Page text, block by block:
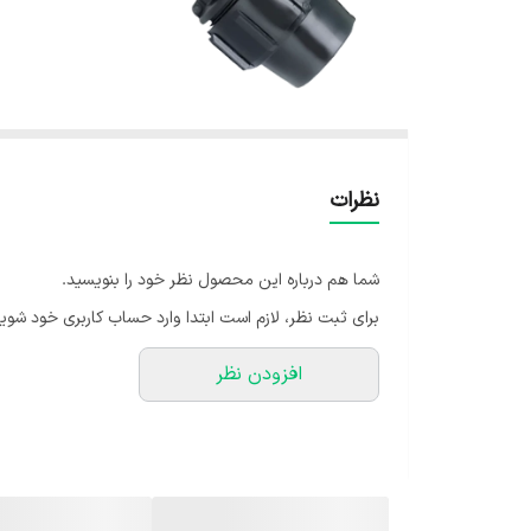
نظرات
شما هم درباره این محصول نظر خود را بنویسید.
برای ثبت نظر، لازم است ابتدا وارد حساب کاربری خود
افزودن نظر